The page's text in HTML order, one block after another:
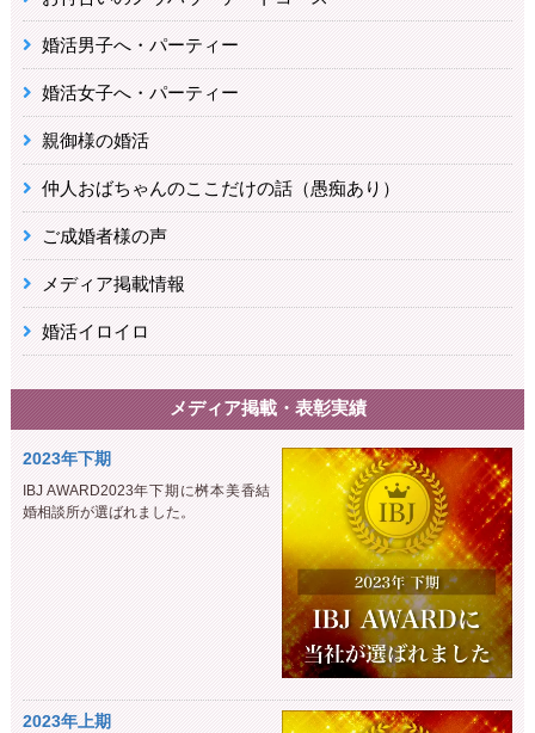
婚活男子へ・パーティー
婚活女子へ・パーティー
親御様の婚活
仲人おばちゃんのここだけの話（愚痴あり）
ご成婚者様の声
メディア掲載情報
婚活イロイロ
メディア掲載・表彰実績
2023年下期
IBJ AWARD2023年下期に桝本美香結
婚相談所が選ばれました。
2023年上期